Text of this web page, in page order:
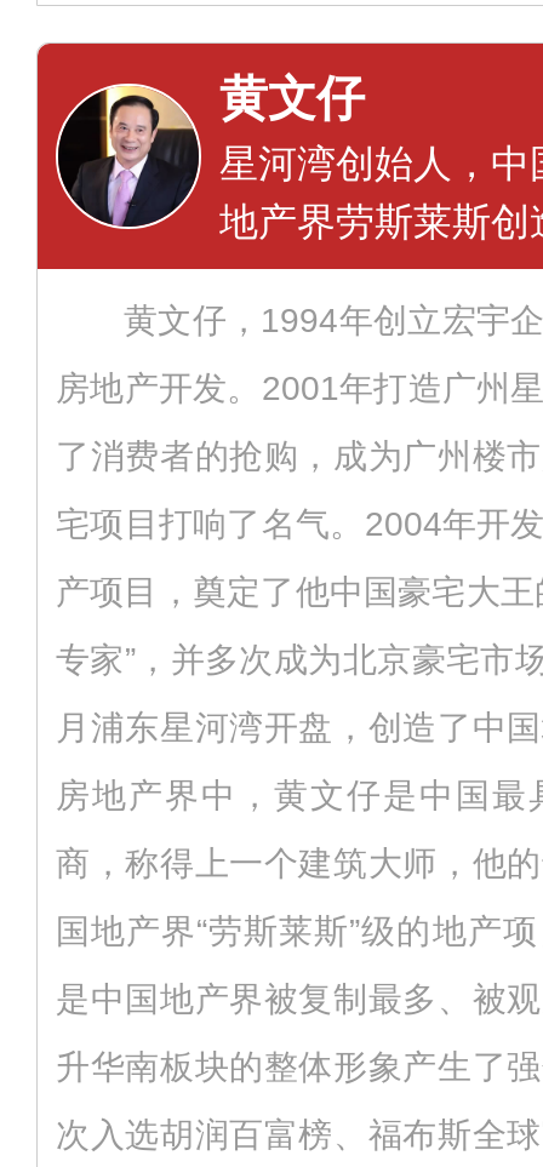
黄文仔
星河湾创始人，
地产界劳斯莱斯创
黄文仔，1994年创立宏宇
房地产开发。2001年打造广州
了消费者的抢购，成为广州楼
宅项目打响了名气。2004年开
产项目，奠定了他中国豪宅大
专家”，并多次成为北京豪宅市
月浦东星河湾开盘，创造了中
房地产界中，黄文仔是中国
商，称得上一个建筑大师，他
国地产界“劳斯莱斯”级的地产
是中国地产界被复制最多、被
升华南板块的整体形象产生了
次入选胡润百富榜、福布斯全